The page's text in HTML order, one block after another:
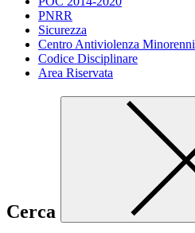
PNRR
Sicurezza
Centro Antiviolenza Minorenni
Codice Disciplinare
Area Riservata
Cerca